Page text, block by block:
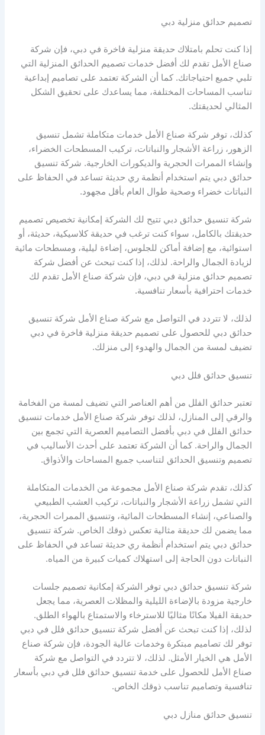
تصميم حدائق منزلية دبي
إذا كنت تحلم بامتلاك حديقة منزلية فاخرة في دبي، فإن شركة
صناع الأمل تقدم لك أفضل خدمات تصميم الحدائق المنزلية التي
تلبي جميع احتياجاتك. كما أن الشركة تعتمد على تصاميم إبداعية
تناسب المساحات المختلفة، مما يساعدك على تحقيق الشكل
المثالي لحديقتك.
كذلك، توفر شركة صناع الأمل خدمات متكاملة تشمل تنسيق
الزهور، زراعة الأشجار والنباتات، تركيب المسطحات الخضراء،
وإنشاء الممرات الحجرية والديكورات الخارجية. شركة تنسيق
حدائق دبي يتم استخدام أنظمة ري حديثة تساعد في الحفاظ على
النباتات خضراء وصحية طوال العام بأقل مجهود.
شركة تنسيق حدائق دبي تتيح لك الشركة إمكانية تخصيص تصميم
حديقتك بالكامل، سواء كنت ترغب في حديقة كلاسيكية، حديثة، أو
استوائية، مع إضافة أماكن للجلوس، إضاءة ليلية، ومسطحات مائية
لزيادة الجمال والراحة. لذلك، إذا كنت تبحث عن أفضل شركة
تصميم حدائق منزلية في دبي، فإن شركة صناع الأمل تقدم لك
خدمات احترافية بأسعار تنافسية.
لذلك، لا تتردد في التواصل مع شركة صناع الأمل شركة تنسيق
حدائق دبي للحصول على تصميم حديقة منزلية فاخرة في دبي
تضيف لمسة من الجمال والهدوء إلى منزلك.
تنسيق حدائق فلل دبي
تعتبر حدائق الفلل من أهم العناصر التي تضيف لمسة من الفخامة
والرقي إلى المنازل، لذلك توفر شركة صناع الأمل خدمات تنسيق
حدائق الفلل في دبي بأفضل التصاميم العصرية التي تجمع بين
الجمال والراحة. كما أن الشركة تعتمد على أحدث الأساليب في
تصميم وتنسيق الحدائق لتناسب جميع المساحات والأذواق.
كذلك، تقدم شركة صناع الأمل مجموعة من الخدمات المتكاملة
التي تشمل زراعة الأشجار والنباتات، تركيب العشب الطبيعي
والصناعي، إنشاء المسطحات المائية، وتنسيق الممرات الحجرية،
مما يضمن لك حديقة مثالية تعكس ذوقك الخاص. شركة تنسيق
حدائق دبي يتم استخدام أنظمة ري حديثة تساعد في الحفاظ على
النباتات دون الحاجة إلى استهلاك كميات كبيرة من المياه.
شركة تنسيق حدائق دبي توفر الشركة إمكانية تصميم جلسات
خارجية مزودة بالإضاءة الليلية والمظلات العصرية، مما يجعل
حديقة الفيلا مكانًا مثاليًا للاسترخاء والاستمتاع بالهواء الطلق.
لذلك، إذا كنت تبحث عن أفضل شركة تنسيق حدائق فلل في دبي
توفر لك تصاميم مبتكرة وخدمات عالية الجودة، فإن شركة صناع
الأمل هي الخيار الأمثل. لذلك، لا تتردد في التواصل مع شركة
صناع الأمل للحصول على خدمة تنسيق حدائق فلل في دبي بأسعار
تنافسية وتصاميم تناسب ذوقك الخاص.
تنسيق حدائق منازل دبي